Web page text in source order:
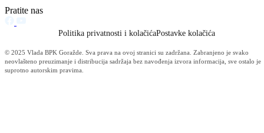
15.03.2022